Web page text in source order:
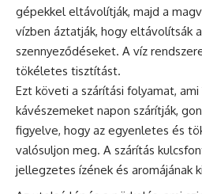
gépekkel eltávolítják, majd a
vízben áztatják, hogy eltávolítsák
szennyeződéseket. A víz
tökéletes tisztítást.
Ezt követi a szárítási folyamat, ami
kávészemeket napon szárítják,
figyelve, hogy az egyenletes és
valósuljon meg. A szárítás
jellegzetes ízének és aromájának